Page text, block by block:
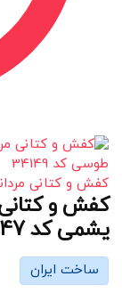
کفش و کتانی
کفش و کتانی
یشمی کد 34147
ساخت ایران